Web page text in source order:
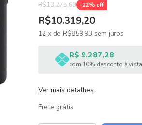
R$13.275,60 -22% off
R$10.319,20
12 x de R$859,93 sem juros
R$ 9.287,28
com 10% desconto à vista
Ver mais detalhes
Frete grátis